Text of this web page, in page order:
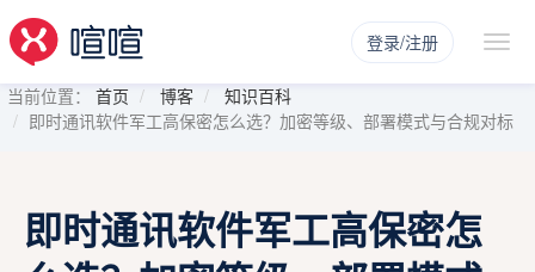
登录/注册
当前位置： 首页 博客
知识百科
即时通讯软件军工高保密怎么选？加密等级、部署模式与合规对标
即时通讯软件军工高保密怎